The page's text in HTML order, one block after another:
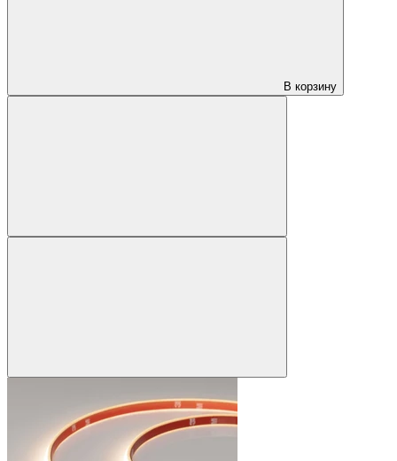
В корзину